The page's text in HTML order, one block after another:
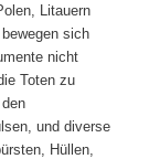
Litauern
sich
nicht
Toten zu
und diverse
Hüllen,